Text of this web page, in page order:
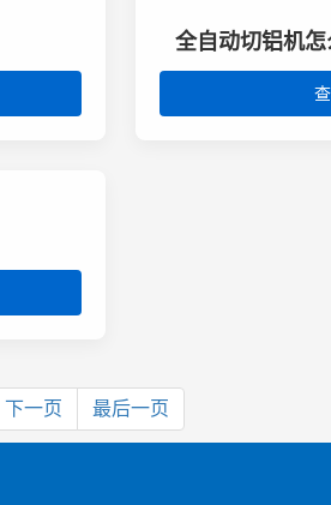
全自动切铝机
下一页 最后一页